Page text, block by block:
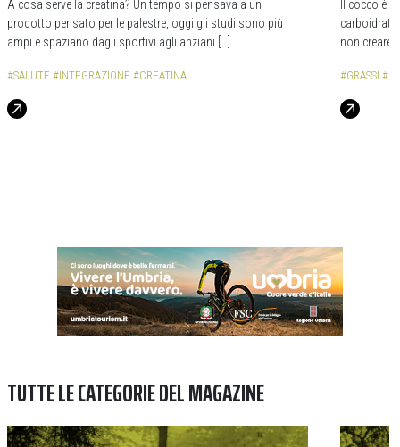
A cosa serve la creatina? Un tempo si pensava a un
prodotto pensato per le palestre, oggi gli studi sono più
ampi e spaziano dagli sportivi agli anziani […]
#SALUTE #INTEGRAZIONE #CREATINA
Il cocco è
carboidrati.
non creare
#GRASSI
TUTTE LE CATEGORIE DEL MAGAZINE